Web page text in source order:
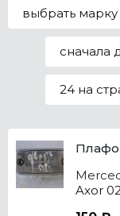
выбрать марку
сначала
24 на
Axor